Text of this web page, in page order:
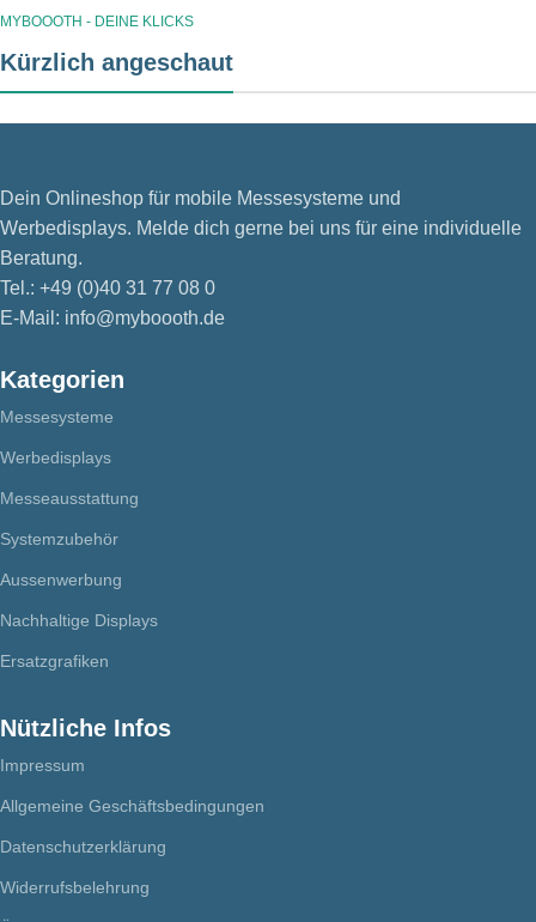
MYBOOOTH - DEINE KLICKS
Kürzlich angeschaut
Dein Onlineshop für mobile Messesysteme und
Werbedisplays. Melde dich gerne bei uns für eine individuelle
Beratung.
Tel.: +49 (0)40 31 77 08 0
E-Mail: info@myboooth.de
Kategorien
Messesysteme
Werbedisplays
Messeausstattung
Systemzubehör
Aussenwerbung
Nachhaltige Displays
Ersatzgrafiken
Nützliche Infos
Impressum
Allgemeine Geschäftsbedingungen
Datenschutzerklärung
Widerrufsbelehrung